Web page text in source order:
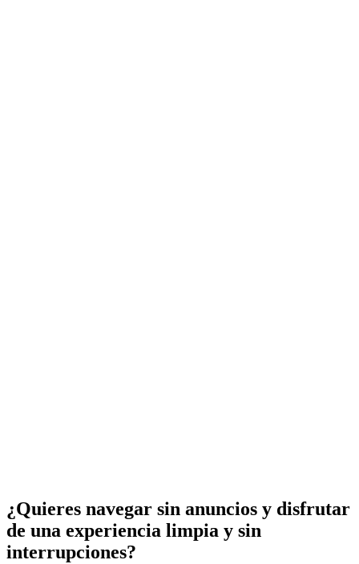
¿Quieres navegar sin anuncios y disfrutar
de una experiencia limpia y sin
interrupciones?